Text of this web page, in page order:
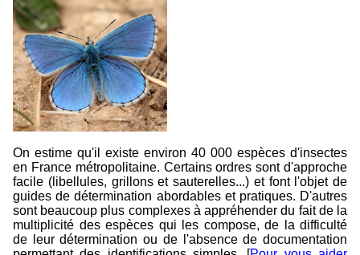
On estime qu'il existe environ 40 000 espèces d'insectes
en France métropolitaine. Certains ordres sont d'approche
facile (libellules, grillons et sauterelles...) et font l'objet de
guides de détermination abordables et pratiques. D'autres
sont beaucoup plus complexes à appréhender du fait de la
multiplicité des espèces qui les compose, de la difficulté
de leur détermination ou de l'absence de documentation